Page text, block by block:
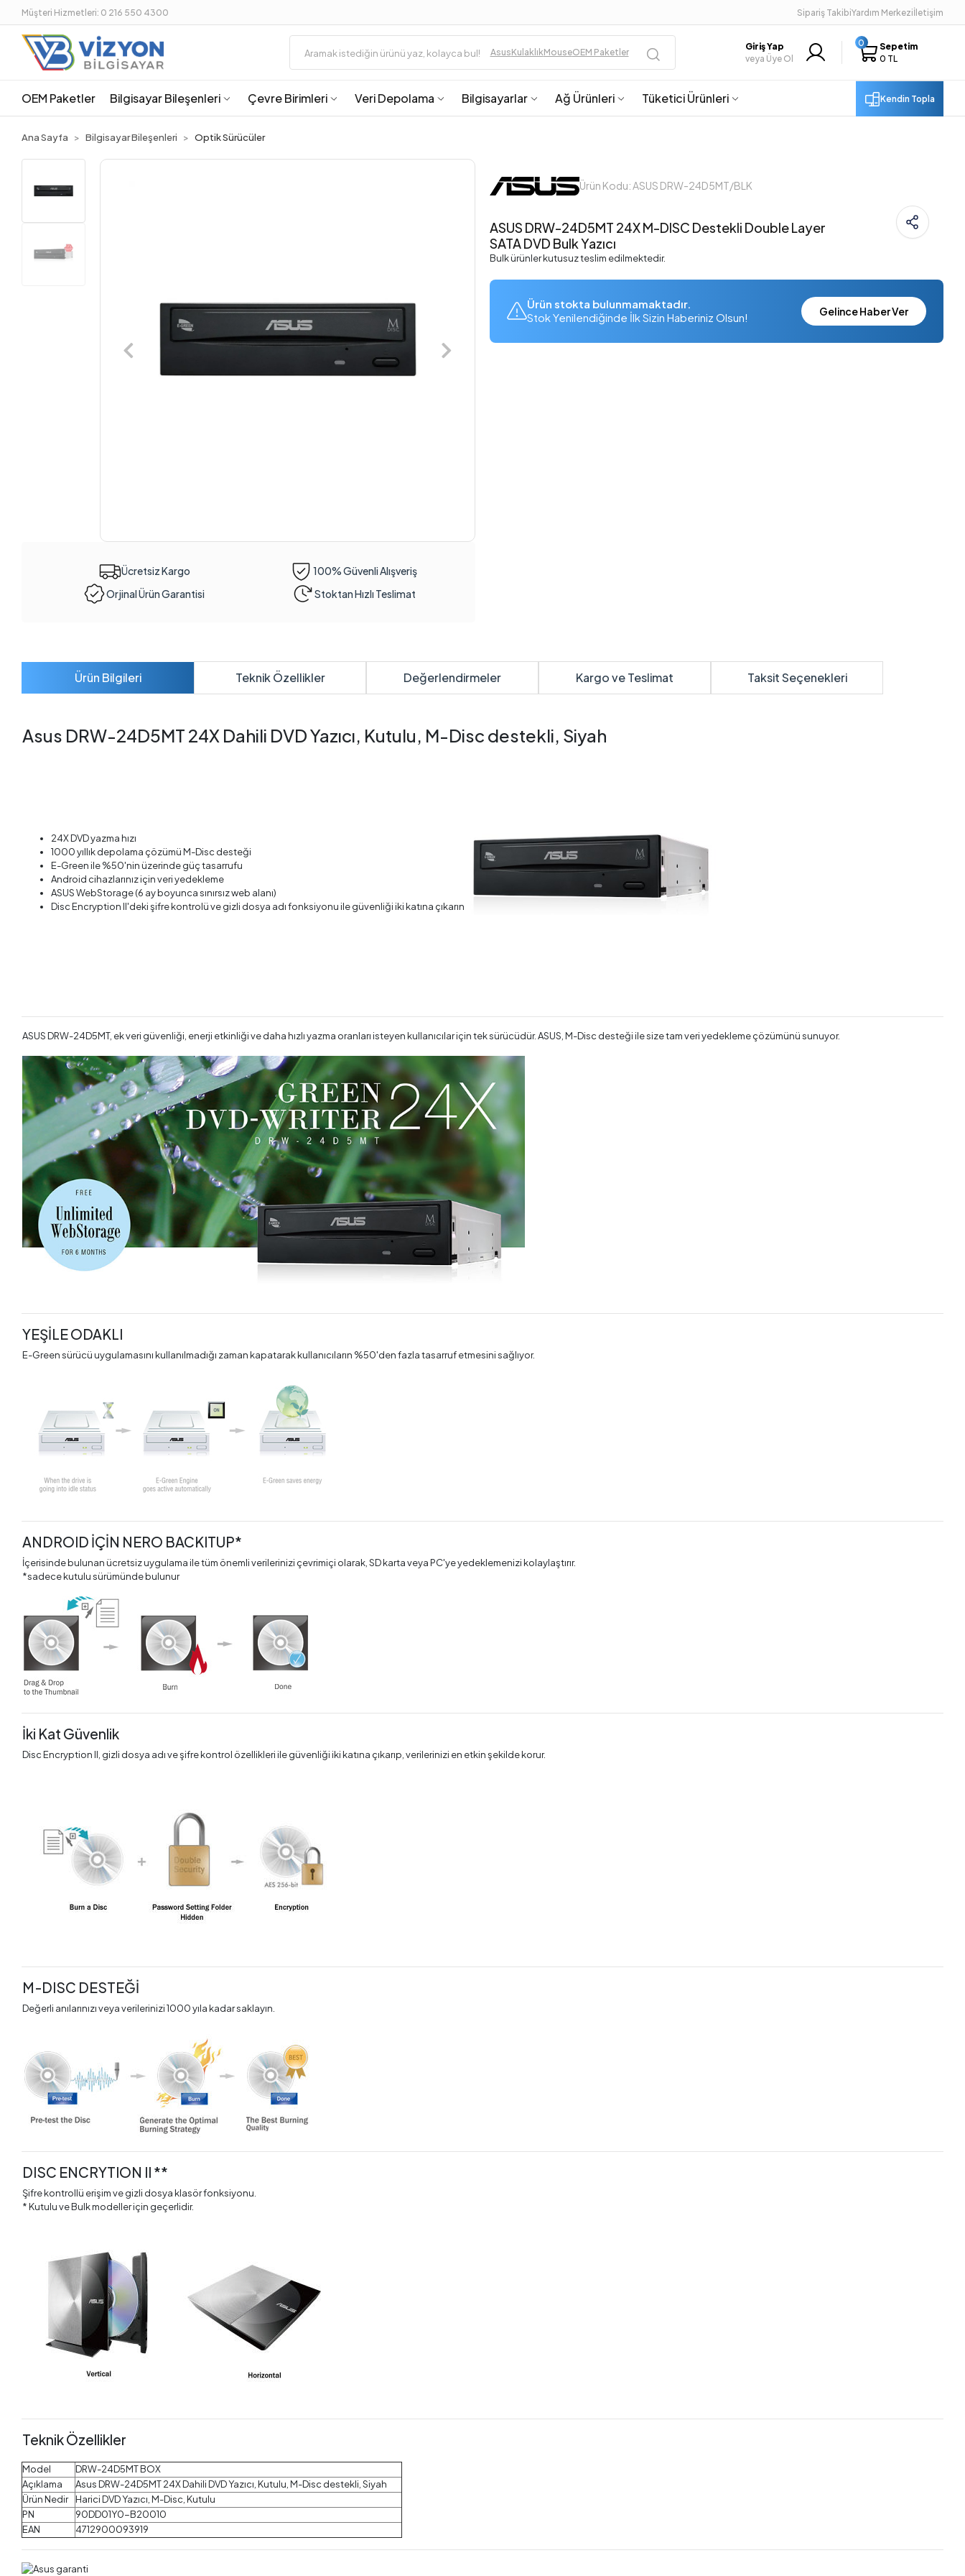
Müşteri Hizmetleri: 0 216 550 4300 Sipariş TakibiYardım Merkeziİletişim
AsusKulaklıkMouseOEM Paketler
Giriş Yap
veya Üye Ol
0
Sepetim
0 TL
OEM Paketler Bilgisayar Bileşenleri Çevre Birimleri Veri Depolama Bilgisayarlar Ağ Ürünleri Tüketici Ürünleri Kendin Topla
Ana Sayfa Bilgisayar Bileşenleri Optik Sürücüler
Ücretsiz Kargo
100% Güvenli Alışveriş
Orjinal Ürün Garantisi
Stoktan Hızlı Teslimat
Ürün Kodu: ASUS DRW-24D5MT/BLK
ASUS DRW-24D5MT 24X M-DISC Destekli Double Layer
SATA DVD Bulk Yazıcı
Bulk ürünler kutusuz teslim edilmektedir.
Ürün stokta bulunmamaktadır.
Stok Yenilendiğinde İlk Sizin Haberiniz Olsun!
Gelince Haber Ver
Ürün Bilgileri Teknik Özellikler Değerlendirmeler Kargo ve Teslimat Taksit Seçenekleri
Asus DRW-24D5MT 24X Dahili DVD Yazıcı, Kutulu, M-Disc destekli, Siyah
24X DVD yazma hızı
1000 yıllık depolama çözümü M-Disc desteği
E-Green ile %50'nin üzerinde güç tasarrufu
Android cihazlarınız için veri yedekleme
ASUS WebStorage (6 ay boyunca sınırsız web alanı)
Disc Encryption II'deki şifre kontrolü ve gizli dosya adı fonksiyonu ile güvenliği iki katına çıkarın
ASUS DRW-24D5MT, ek veri güvenliği, enerji etkinliği ve daha hızlı yazma oranları isteyen kullanıcılar için tek sürücüdür. ASUS, M-Disc desteği ile size tam veri yedekleme çözümünü sunuyor.
YEŞİLE ODAKLI
E-Green sürücü uygulamasını kullanılmadığı zaman kapatarak kullanıcıların %50'den fazla tasarruf etmesini sağlıyor.
ANDROID İÇİN NERO BACKITUP*
İçerisinde bulunan ücretsiz uygulama ile tüm önemli verilerinizi çevrimiçi olarak, SD karta veya PC'ye yedeklemenizi kolaylaştırır.
*sadece kutulu sürümünde bulunur
İki Kat Güvenlik
Disc Encryption II, gizli dosya adı ve şifre kontrol özellikleri ile güvenliği iki katına çıkarıp, verilerinizi en etkin şekilde korur.
M-DISC DESTEĞİ
Değerli anılarınızı veya verilerinizi 1000 yıla kadar saklayın.
DISC ENCRYTION II **
Şifre kontrollü erişim ve gizli dosya klasör fonksiyonu.
* Kutulu ve Bulk modeller için geçerlidir.
Teknik Özellikler
Model
DRW-24D5MT BOX
Açıklama
Asus DRW-24D5MT 24X Dahili DVD Yazıcı, Kutulu, M-Disc destekli, Siyah
Ürün Nedir
Harici DVD Yazıcı, M-Disc, Kutulu
PN
90DD01Y0-B20010
EAN
4712900093919